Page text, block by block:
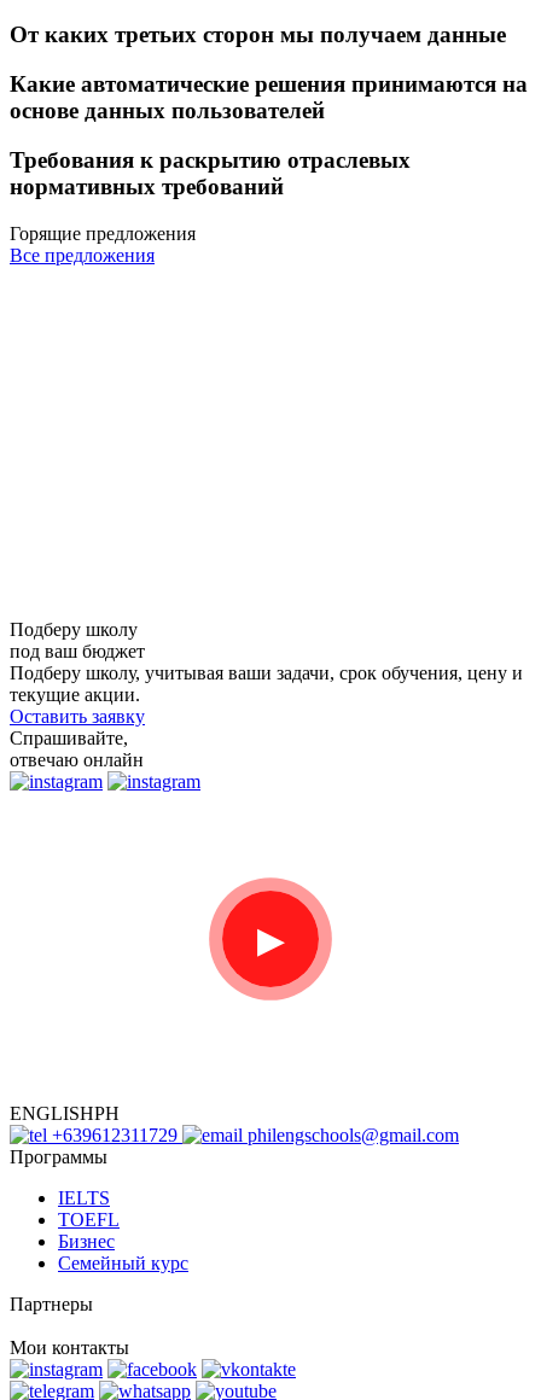
От каких третьих сторон мы получаем данные
Какие автоматические решения принимаются на
основе данных пользователей
Требования к раскрытию отраслевых
нормативных требований
Горящие предложения
Все предложения
Подберу школу
под ваш бюджет
Подберу школу, учитывая ваши задачи, срок обучения, цену и
текущие акции.
Оставить заявку
Спрашивайте,
отвечаю онлайн
▶
ENGLISHPH
+639612311729
philengschools@gmail.com
Программы
IELTS
TOEFL
Бизнес
Семейный курс
Партнеры
Мои контакты